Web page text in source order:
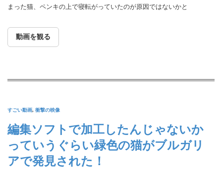
まった猫、ペンキの上で寝転がっていたのが原因ではないかと
動画を観る
すごい動画, 衝撃の映像
編集ソフトで加工したんじゃないか
っていうぐらい緑色の猫がブルガリ
アで発見された！